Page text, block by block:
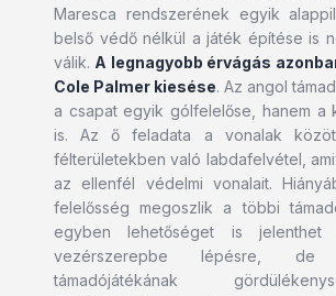
Maresca rendszerének egyik
belső védő nélkül a játék építése is
válik. A legnagyobb érvágás
Cole Palmer kiesése. Az angol
a csapat egyik gólfelelőse, hanem a
is. Az ő feladata a vonalak
félterületekben való labdafelvétel,
az ellenfél védelmi vonalait.
felelősség megoszlik a többi
egyben lehetőséget is jelenthet
vezérszerepbe lépésre,
támadójátékának